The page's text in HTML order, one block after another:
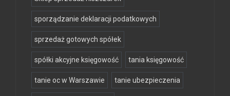
sporządzanie deklaracji podatkowych
sprzedaż gotowych spółek
spółki akcyjne księgowość tania księgowość
tanie oc w Warszawie tanie ubezpieczenia